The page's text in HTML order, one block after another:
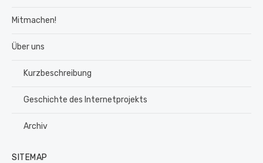
Mitmachen!
Über uns
Kurzbeschreibung
Geschichte des Internetprojekts
Archiv
SITEMAP